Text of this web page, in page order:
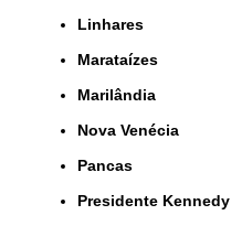
Linhares
Marataízes
Marilândia
Nova Venécia
Pancas
Presidente Kennedy